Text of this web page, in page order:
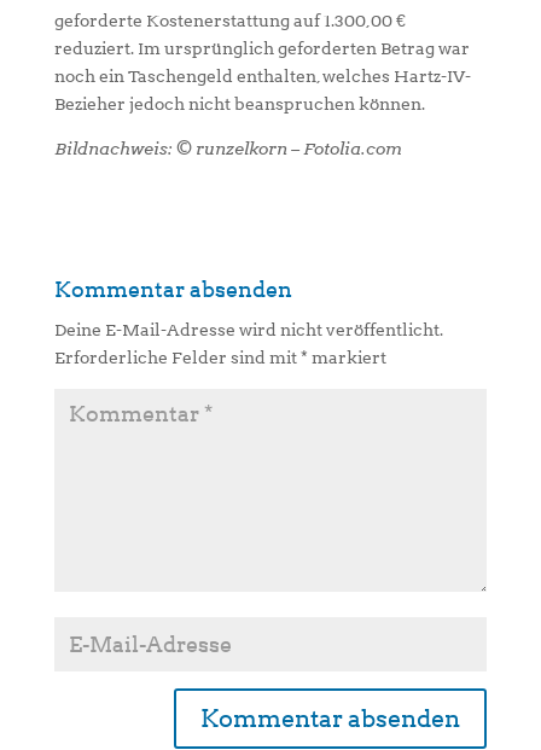
geforderte Kostenerstattung auf 1.300,00 €
reduziert. Im ursprünglich geforderten Betrag war
noch ein Taschengeld enthalten, welches Hartz-IV-
Bezieher jedoch nicht beanspruchen können.
Bildnachweis: © runzelkorn – Fotolia.com
Kommentar absenden
Deine E-Mail-Adresse wird nicht veröffentlicht.
Erforderliche Felder sind mit* markiert